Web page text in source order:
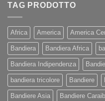
TAG PRODOTTO
Africa America America
Bandiera Bandiera Africa
Bandiera Indipendenza
bandiera tricolore Bandiere
Bandiere Asia Bandiere